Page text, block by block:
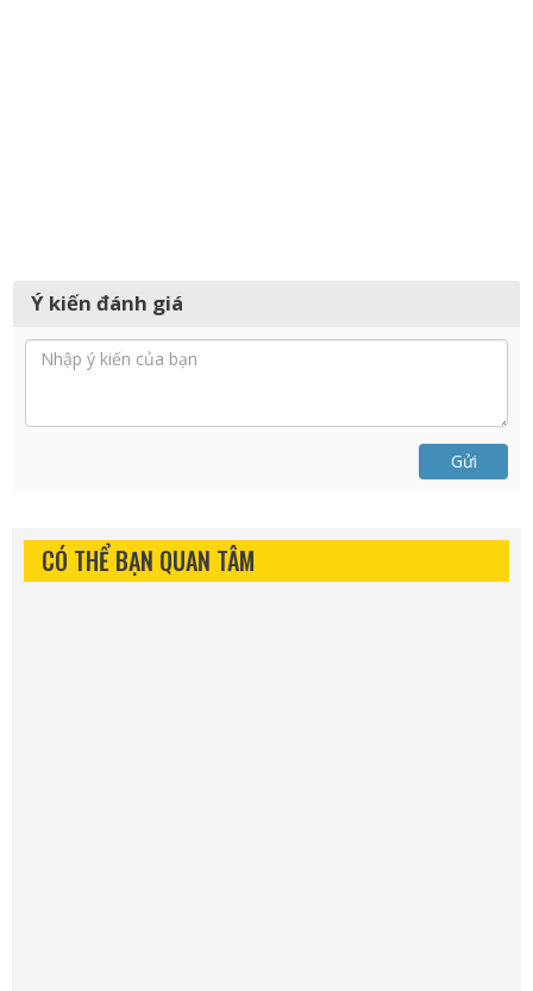
Ý kiến đánh giá
Gửi
CÓ THỂ BẠN QUAN TÂM